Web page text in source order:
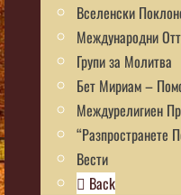
Вселенски
Международни
Групи за Молитва
Бет Мириам –
Междурелигиен
“Разпространете
Вести
Back